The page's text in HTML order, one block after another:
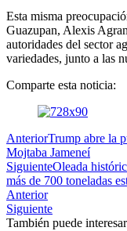
Esta misma
Guazupan, Alexis
autoridades del sector
variedades, junto a las
Comparte esta noticia:
AnteriorTrump abre la
Mojtaba Jameneí
SiguienteOleada
más de 700 toneladas
Anterior
Siguiente
También puede